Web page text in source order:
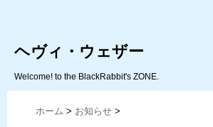
ヘヴィ・ウェザー
Welcome! to the BlackRabbit's ZONE.
ホーム > お知らせ >